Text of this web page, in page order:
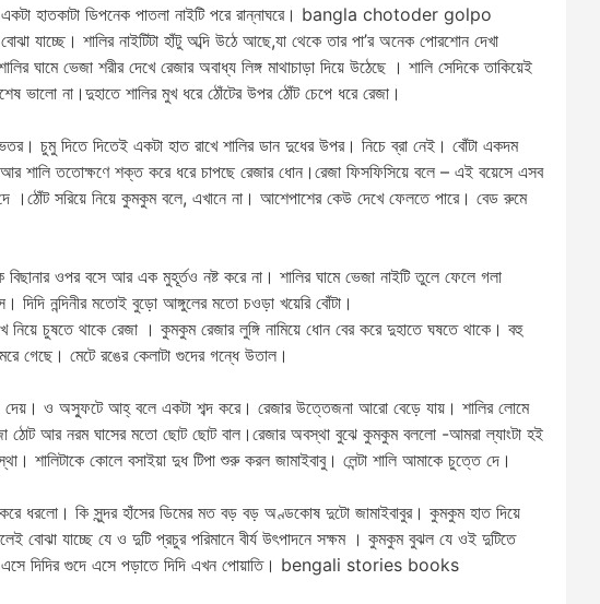
হাতকাটা ডিপনেক পাতলা নাইটি পরে রান্নাঘরে। bangla chotoder golpo
যাচ্ছে। শালির নাইটিটা হাঁটু অব্দি উঠে আছে,যা থেকে তার পা’র অনেক পোরশোন দেখা
ঘামে ভেজা শরীর দেখে রেজার অবাধ্য লিঙ্গ মাথাচাড়া দিয়ে উঠেছে । শালি সেদিকে তাকিয়েই
ভালো না।দুহাতে শালির মুখ ধরে ঠোঁটের উপর ঠোঁট চেপে ধরে রেজা।
চুমু দিতে দিতেই একটা হাত রাখে শালির ডান দুধের উপর। নিচে ব্রা নেই। বোঁটা একদম
ততোক্ষণে শক্ত করে ধরে চাপছে রেজার ধোন।রেজা ফিসফিসিয়ে বলে – এই বয়েসে এসব
।ঠোঁট সরিয়ে নিয়ে কুমকুম বলে, এখানে না। আশেপাশের কেউ দেখে ফেলতে পারে। বেড রুমে
ওপর বসে আর এক মুহূর্তও নষ্ট করে না। শালির ঘামে ভেজা নাইটি তুলে ফেলে গলা
দিদি নন্দিনীর মতোই বুড়ো আঙ্গুলের মতো চওড়া খয়েরি বোঁটা।
নিয়ে চুষতে থাকে রেজা । কুমকুম রেজার লুঙ্গি নামিয়ে ধোন বের করে দুহাতে ঘষতে থাকে। বহু
গেছে। মেটে রঙের কেলাটা গুদের গন্ধে উতাল।
দেয়। ও অস্ফুটে আহ্ বলে একটা শব্দ করে। রেজার উত্তেজনা আরো বেড়ে যায়। শালির লোমে
ঠোট আর নরম ঘাসের মতো ছোট ছোট বাল।রেজার অবস্থা বুঝে কুমকুম বললো -আমরা ল্যাংটা হই
শালিটাকে কোলে বসাইয়া দুধ টিপা শুরু করল জামাইবাবু। লেন্টা শালি আমাকে চুত্তে দে।
ধরলো। কি সুন্দর হাঁসের ডিমের মত বড় বড় অণ্ডকোষ দুটো জামাইবাবুর। কুমকুম হাত দিয়ে
বোঝা যাচ্ছে যে ও দুটি প্রচুর পরিমানে বীর্য উৎপাদনে সক্ষম । কুমকুম বুঝল যে ওই দুটিতে
দিয়ে এসে দিদির গুদে এসে পড়াতে দিদি এখন পোয়াতি। bengali stories books